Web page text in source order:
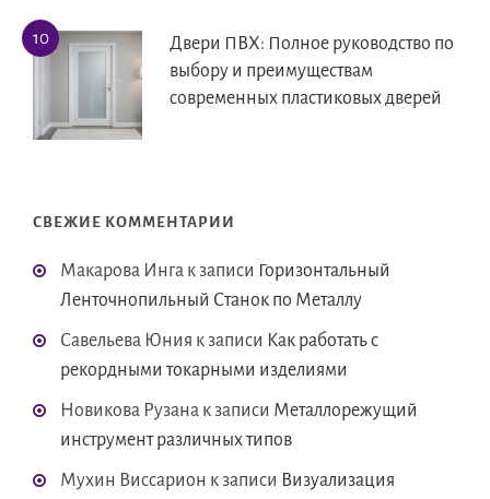
Двери ПВХ: Полное руководство по
выбору и преимуществам
современных пластиковых дверей
СВЕЖИЕ КОММЕНТАРИИ
Макарова Инга к записи Горизонтальный
Ленточнопильный Станок по Металлу
Савельева Юния к записи Как работать с
рекордными токарными изделиями
Новикова Рузана к записи Металлорежущий
инструмент различных типов
Мухин Виссарион к записи Визуализация